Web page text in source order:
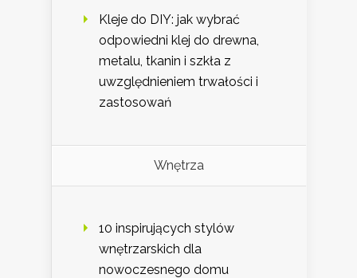
Kleje do DIY: jak wybrać
odpowiedni klej do drewna,
metalu, tkanin i szkła z
uwzględnieniem trwałości i
zastosowań
Wnętrza
10 inspirujących stylów
wnętrzarskich dla
nowoczesnego domu